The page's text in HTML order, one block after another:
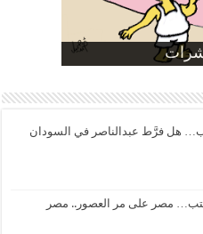
في مصر
هل فرَّط عبدالناصر في السودان
مصر على مر العصور.. مصر